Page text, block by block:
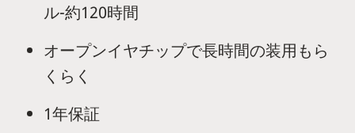
ル-約120時間
オープンイヤチップで長時間の装用もら
くらく
1年保証